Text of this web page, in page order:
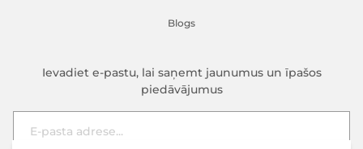
Blogs
Ievadiet e-pastu, lai saņemt jaunumus un īpašos
piedāvājumus